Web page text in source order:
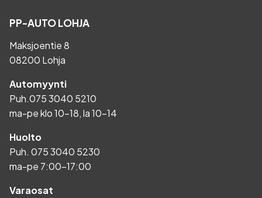
PP-AUTO LOHJA
Maksjoentie 8
08200 Lohja
Automyynti
Puh.075 3040 5210
ma-pe klo 10-18, la 10-14
Huolto
Puh. 075 3040 5230
ma-pe 7:00-17:00
Varaosat